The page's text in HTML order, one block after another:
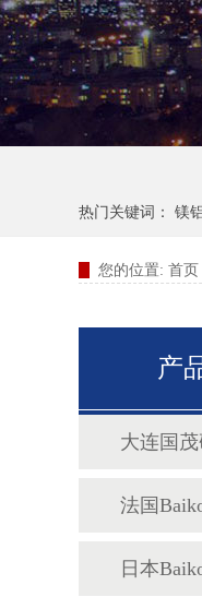
热门关键词： 镁
您的位置: 首页
产
大连国
法国
日本